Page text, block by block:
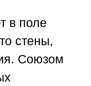
в поле
стены,
Союзом